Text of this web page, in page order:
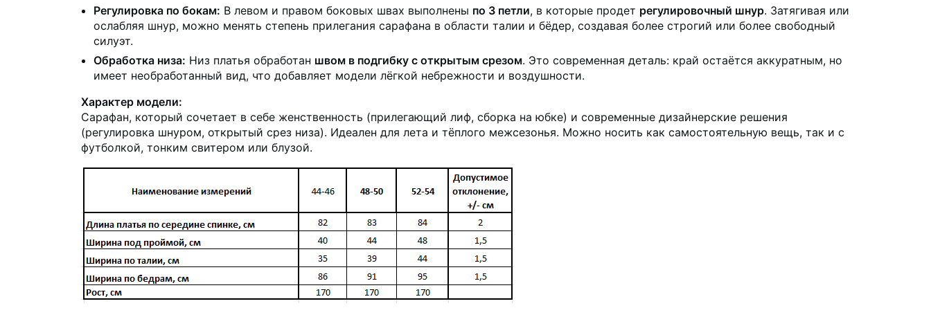
Регулировка по бокам: В левом и правом боковых швах выполнены по 3 петли, в которые продет регулировочный шнур. Затягивая или
ослабляя шнур, можно менять степень прилегания сарафана в области талии и бёдер, создавая более строгий или более свободный
силуэт.
Обработка низа: Низ платья обработан швом в подгибку с открытым срезом. Это современная деталь: край остаётся аккуратным, но
имеет необработанный вид, что добавляет модели лёгкой небрежности и воздушности.
Характер модели:
Сарафан, который сочетает в себе женственность (прилегающий лиф, сборка на юбке) и современные дизайнерские решения
(регулировка шнуром, открытый срез низа). Идеален для лета и тёплого межсезонья. Можно носить как самостоятельную вещь, так и с
футболкой, тонким свитером или блузой.